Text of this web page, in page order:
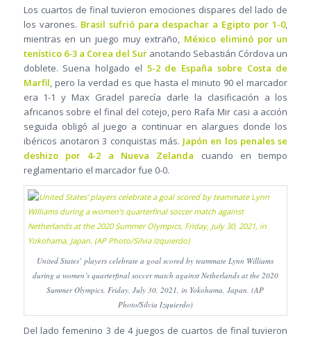
Los cuartos de final tuvieron emociones dispares del lado de
los varones. Brasil sufrió para despachar a Egipto por 1-0,
mientras en un juego muy extraño, México eliminó por un
tenístico 6-3 a Corea del Sur anotando Sebastián Córdova un
doblete. Suena holgado el 5-2 de España sobre Costa de
Marfil, pero la verdad es que hasta el minuto 90 el marcador
era 1-1 y Max Gradel parecía darle la clasificación a los
africanos sobre el final del cotejo, pero Rafa Mir casi a acción
seguida obligó al juego a continuar en alargues donde los
ibéricos anotaron 3 conquistas más. Japón en los penales se
deshizo por 4-2 a Nueva Zelanda cuando en tiempo
reglamentario el marcador fue 0-0.
United States’ players celebrate a goal scored by teammate Lynn Williams
during a women’s quarterfinal soccer match against Netherlands at the 2020
Summer Olympics, Friday, July 30, 2021, in Yokohama, Japan. (AP
Photo/Silvia Izquierdo)
Del lado femenino 3 de 4 juegos de cuartos de final tuvieron